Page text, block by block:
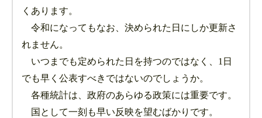
くあります。
令和になってもなお、決められた日にしか更新さ
れません。
いつまでも定められた日を持つのではなく、1日
でも早く公表すべきではないのでしょうか。
各種統計は、政府のあらゆる政策には重要です。
国として一刻も早い反映を望むばかりです。